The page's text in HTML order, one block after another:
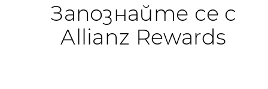
Запознайте се с
Allianz Rewards